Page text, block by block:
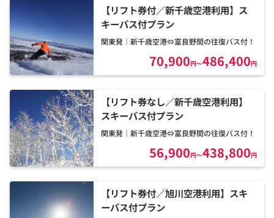
【リフト券付／新千歳空港利用】ス
キーバス付プラン
70,900円～486,400円
関東発｜新千歳空港⇔富良野間の往復バス付！
【リフト券なし／新千歳空港利用】
スキーバス付プラン
56,900円～438,800円
関東発｜新千歳空港⇔富良野間の往復バス付！
【リフト券付／旭川空港利用】スキ
ーバス付プラン